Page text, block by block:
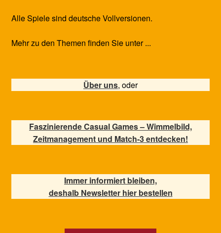
Alle Spiele sind deutsche Vollversionen.
Mehr zu den Themen finden Sie unter ...
Über uns, oder
Faszinierende Casual Games – Wimmelbild,
Zeitmanagement und Match-3 entdecken!
Immer informiert bleiben,
deshalb Newsletter hier bestellen